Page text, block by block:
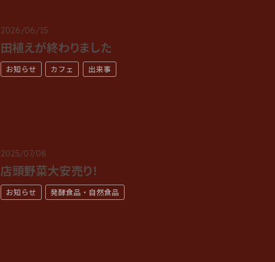
2026/06/15
田植えが終わりました
お知らせ カフェ 出来事
2025/07/08
店頭野菜大安売り！
お知らせ 発酵食品・自然食品